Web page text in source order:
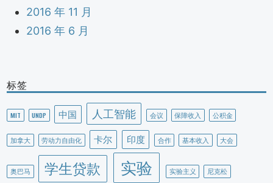
2016 年 11 月
2016 年 6 月
标签
MIT UNDP 中国 人工智能 会议 保障收入 公积金
加拿大 劳动力自由化 卡尔 印度 合作 基本收入 大会
奥巴马 学生贷款 实验 实验主义 尼克松